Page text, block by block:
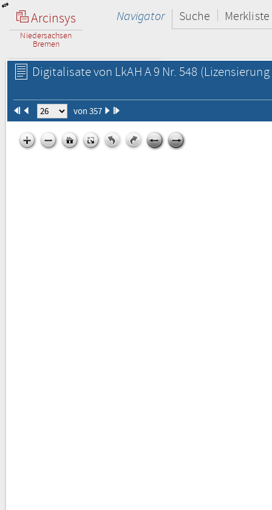
Arcinsys
Niedersachsen
Bremen
Navigator Suche Merkliste
Digitalisate von LkAH A 9 Nr. 548
von 357